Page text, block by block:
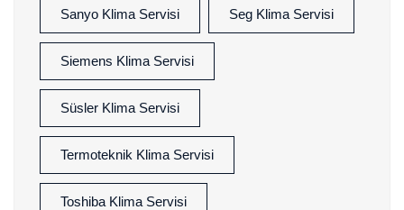
Sanyo Klima Servisi Seg Klima Servisi
Siemens Klima Servisi
Süsler Klima Servisi
Termoteknik Klima Servisi
Toshiba Klima Servisi